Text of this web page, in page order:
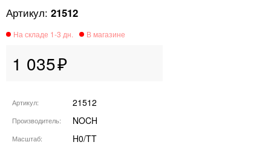
21512
1 035
Артикул 21512
Производитель NOCH
Масштаб H0/TT